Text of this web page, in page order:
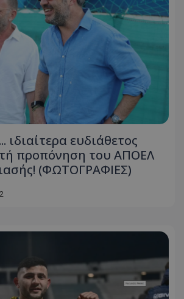
ιδιαίτερα ευδιάθετος
προπόνηση του ΑΠΟΕΛ
(ΦΩΤΟΓΡΑΦΙΕΣ)